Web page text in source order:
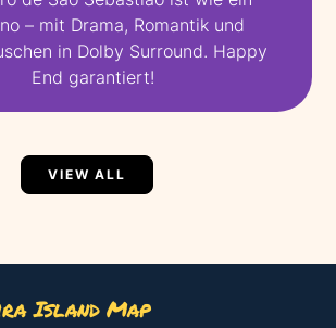
– mit Drama, Romantik und
in Dolby Surround. Happy
End garantiert!
VIEW ALL
Island Map